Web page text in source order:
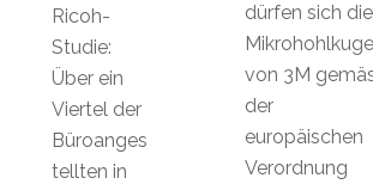
dürfen sich die
von 3M
der
europäischen
Verordnung
Ricoh-
Studie:
Über ein
Viertel der
Büroanges
tellten in